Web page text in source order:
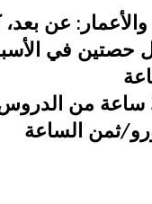
في دورة تعليميّة لمجموعة صغيرة= 30